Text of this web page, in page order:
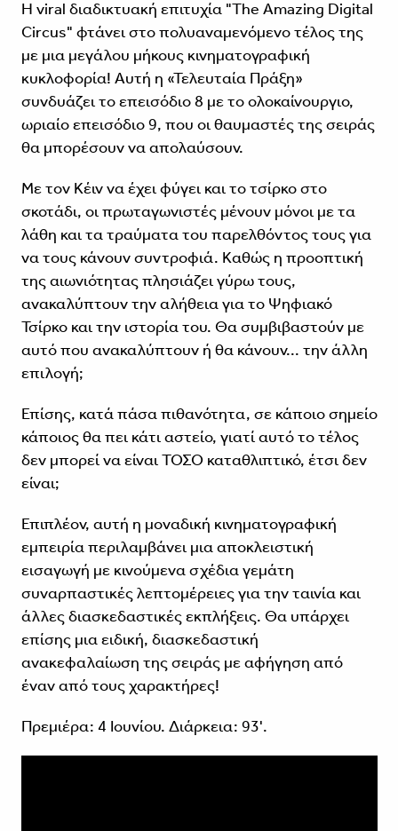
Η viral διαδικτυακή επιτυχία "The Amazing Digital
Circus" φτάνει στο πολυαναμενόμενο τέλος της
με μια μεγάλου μήκους κινηματογραφική
κυκλοφορία! Αυτή η «Τελευταία Πράξη»
συνδυάζει το επεισόδιο 8 με το ολοκαίνουργιο,
ωριαίο επεισόδιο 9, που οι θαυμαστές της σειράς
θα μπορέσουν να απολαύσουν.
Με τον Κέιν να έχει φύγει και το τσίρκο στο
σκοτάδι, οι πρωταγωνιστές μένουν μόνοι με τα
λάθη και τα τραύματα του παρελθόντος τους για
να τους κάνουν συντροφιά. Καθώς η προοπτική
της αιωνιότητας πλησιάζει γύρω τους,
ανακαλύπτουν την αλήθεια για το Ψηφιακό
Τσίρκο και την ιστορία του. Θα συμβιβαστούν με
αυτό που ανακαλύπτουν ή θα κάνουν... την άλλη
επιλογή;
Επίσης, κατά πάσα πιθανότητα, σε κάποιο σημείο
κάποιος θα πει κάτι αστείο, γιατί αυτό το τέλος
δεν μπορεί να είναι ΤΟΣΟ καταθλιπτικό, έτσι δεν
είναι;
Επιπλέον, αυτή η μοναδική κινηματογραφική
εμπειρία περιλαμβάνει μια αποκλειστική
εισαγωγή με κινούμενα σχέδια γεμάτη
συναρπαστικές λεπτομέρειες για την ταινία και
άλλες διασκεδαστικές εκπλήξεις. Θα υπάρχει
επίσης μια ειδική, διασκεδαστική
ανακεφαλαίωση της σειράς με αφήγηση από
έναν από τους χαρακτήρες!
Πρεμιέρα: 4 Ιουνίου. Διάρκεια: 93'.